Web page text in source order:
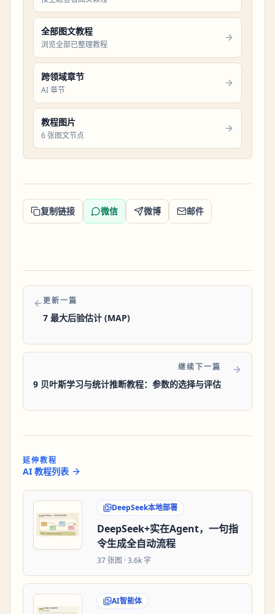
全部图文教程
浏览全部已整理教程
跨领域章节
AI 章节
教程图片
6 张图文节点
复制链接 微信 微博 邮件
更新一篇
7 最大后验估计 (MAP)
继续下一篇
9 贝叶斯学习与统计推断教程：参数的选择与评估
延伸教程
AI 教程列表
DeepSeek本地部署
DeepSeek+实在Agent，一句指
令生成全自动流程
37 张图 ·3.6k 字
AI智能体